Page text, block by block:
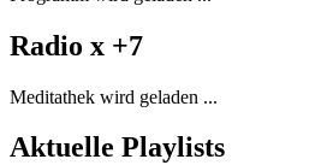
Radio x +7
Meditathek wird geladen ...
Aktuelle Playlists